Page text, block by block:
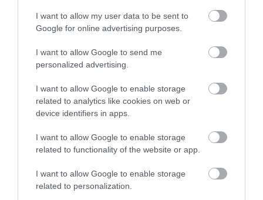
I want to allow my user data to be sent to
Google for online advertising purposes.
I want to allow Google to send me
personalized advertising.
I want to allow Google to enable storage
related to analytics like cookies on web or
device identifiers in apps.
I want to allow Google to enable storage
related to functionality of the website or app.
I want to allow Google to enable storage
related to personalization.
family estate spanning five generations and over 150 years,
we provide the perfect blend of natural beauty, authentic
Με εύκολη πρόσβαση και σε μικρή απόσταση με το
αυτοκίνητο από το Ηράκλειο, τον Άγιο Νικόλαο και την
το estate μας διαθέτει άνετο χώρο στάθμευσης για αυτοκίνητα
και λεωφορεία, καθιστώντας το ιδανικό προορισμό για τους
καλεσμένους σας.